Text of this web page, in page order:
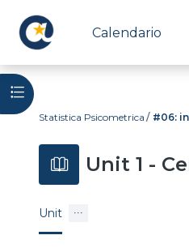
Calendario
Apri indice del corso
Statistica Psicometrica #06:
Unit 1 -
Unit